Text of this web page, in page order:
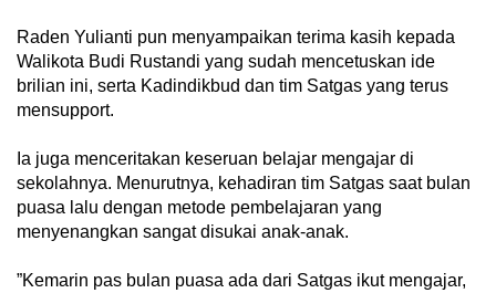
‎Raden Yulianti pun menyampaikan terima kasih kepada
Walikota Budi Rustandi yang sudah mencetuskan ide
brilian ini, serta Kadindikbud dan tim Satgas yang terus
mensupport.
‎Ia juga menceritakan keseruan belajar mengajar di
sekolahnya. Menurutnya, kehadiran tim Satgas saat bulan
puasa lalu dengan metode pembelajaran yang
menyenangkan sangat disukai anak-anak.
‎”Kemarin pas bulan puasa ada dari Satgas ikut mengajar,